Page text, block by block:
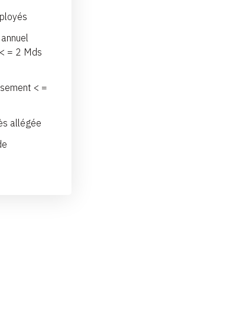
= 2 Mds
< =
allégée